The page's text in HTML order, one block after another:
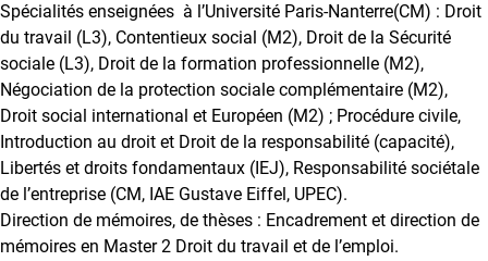
Spécialités enseignées à l’Université Paris-Nanterre(CM) : Droit
du travail (L3), Contentieux social (M2), Droit de la Sécurité
sociale (L3), Droit de la formation professionnelle (M2),
Négociation de la protection sociale complémentaire (M2),
Droit social international et Européen (M2) ; Procédure civile,
Introduction au droit et Droit de la responsabilité (capacité),
Libertés et droits fondamentaux (IEJ), Responsabilité sociétale
de l’entreprise (CM, IAE Gustave Eiffel, UPEC).
Direction de mémoires, de thèses : Encadrement et direction de
mémoires en Master 2 Droit du travail et de l’emploi.